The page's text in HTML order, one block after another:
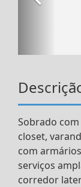
Sobrado
closet,
com
serviços
corredor